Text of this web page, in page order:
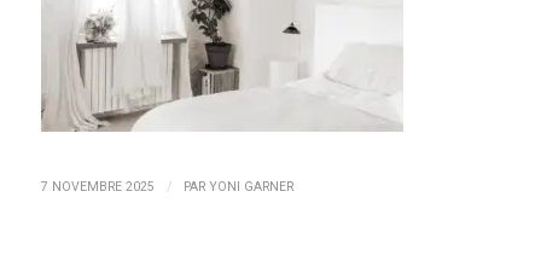
7 NOVEMBRE 2025 / PAR YONI GARNER